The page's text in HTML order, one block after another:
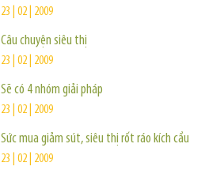
23 | 02 | 2009
Câu chuyện siêu thị
23 | 02 | 2009
Sẽ có 4 nhóm giải pháp
23 | 02 | 2009
Sức mua giảm sút, siêu thị rốt ráo kích cầu
23 | 02 | 2009